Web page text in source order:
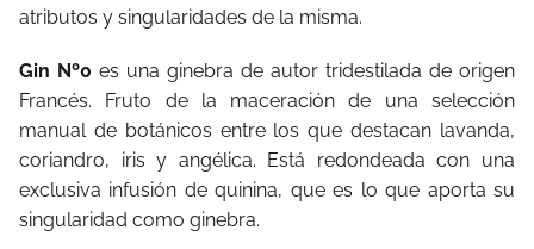
atributos y singularidades de la misma.
Gin Nº0 es una ginebra de autor tridestilada de origen
Francés. Fruto de la maceración de una selección
manual de botánicos entre los que destacan lavanda,
coriandro, iris y angélica. Está redondeada con una
exclusiva infusión de quinina, que es lo que aporta su
singularidad como ginebra.